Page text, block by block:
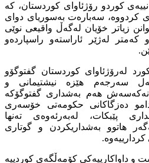
كوردو رۆژئاوای كوردستان، كە
كردووە، سەبارەت بەسوریای دوای
زیاتر خۆیان لەگەڵ واقیعی نوێی
لەژێر ئاراستەو راسپاردەو
لەرۆژئاوای كوردستان گفتوگۆو
سەرجەم هێزە نیشتیمانی و
هەم بەشداری گفتوگۆكە
دەزگاكانی حكومەتی خۆسەری
پێبكات، لەبەرئەوەی تەنها
هاتوو بەشداریكردن و گوتاری
داواكارییەكی كۆمەڵگەی كوردییە